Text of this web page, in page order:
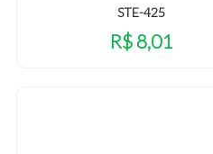
STE-425
R$ 8,01